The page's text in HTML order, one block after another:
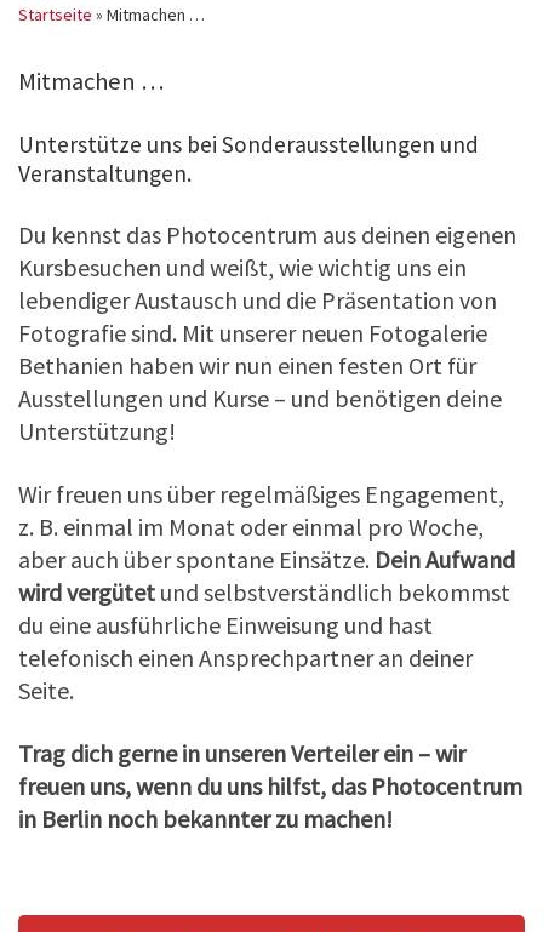
Startseite » Mitmachen …
Mitmachen …
Unterstütze uns bei Sonderausstellungen und
Veranstaltungen.
Du kennst das Photocentrum aus deinen eigenen
Kursbesuchen und weißt, wie wichtig uns ein
lebendiger Austausch und die Präsentation von
Fotografie sind. Mit unserer neuen Fotogalerie
Bethanien haben wir nun einen festen Ort für
Ausstellungen und Kurse – und benötigen deine
Unterstützung!
Wir freuen uns über regelmäßiges Engagement,
z. B. einmal im Monat oder einmal pro Woche,
aber auch über spontane Einsätze. Dein Aufwand
wird vergütet und selbstverständlich bekommst
du eine ausführliche Einweisung und hast
telefonisch einen Ansprechpartner an deiner
Seite.
Trag dich gerne in unseren Verteiler ein – wir
freuen uns, wenn du uns hilfst, das Photocentrum
in Berlin noch bekannter zu machen!